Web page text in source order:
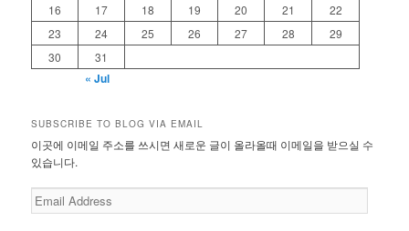
16
17 18 19 20 21
22
23
24 25 26 27 28
29
30
31
« Jul
SUBSCRIBE TO BLOG VIA EMAIL
이곳에 이메일 주소를 쓰시면 새로운 글이 올라올때 이메일을 받으실 수
있습니다.
Email
Address